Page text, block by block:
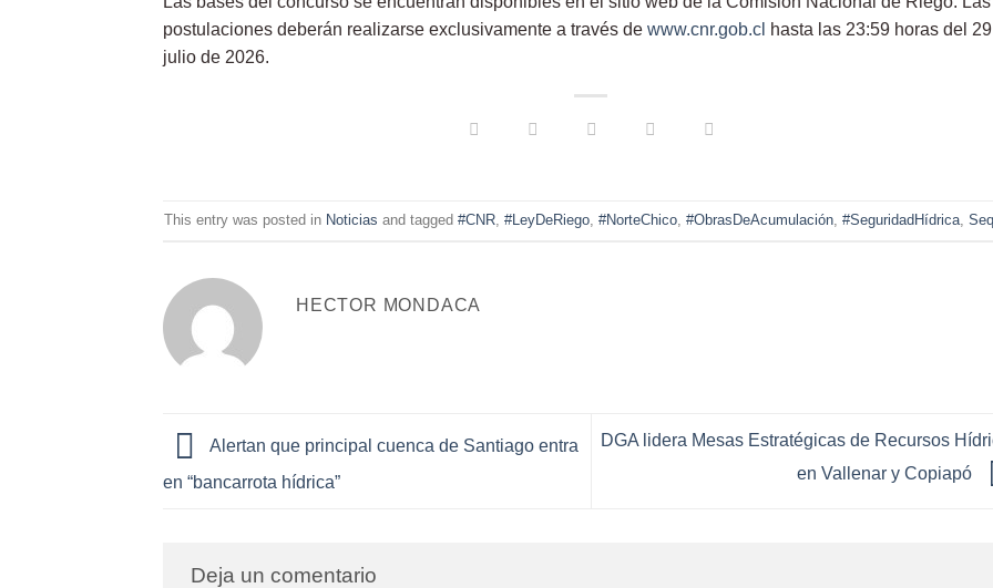
postulaciones deberán realizarse exclusivamente a través de www.cnr.gob.cl hasta las 23:59 horas del
julio de 2026.
This entry was posted in Noticias and tagged #CNR, #LeyDeRiego, #NorteChico, #ObrasDeAcumulación, #SeguridadHídrica,
HECTOR MONDACA
Alertan que principal cuenca de Santiago entra
en “bancarrota hídrica”
DGA lidera Mesas Estratégicas de Recursos
en Vallenar y Copiapó
Deja un comentario